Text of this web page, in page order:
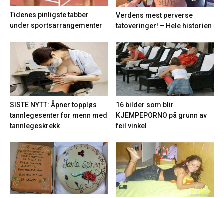
Tidenes pinligste tabber
under sportsarrangementer
Verdens mest perverse
tatoveringer! – Hele historien
SISTE NYTT: Åpner toppløs
tannlegesenter for menn med
tannlegeskrekk
16 bilder som blir
KJEMPEPORNO på grunn av
feil vinkel